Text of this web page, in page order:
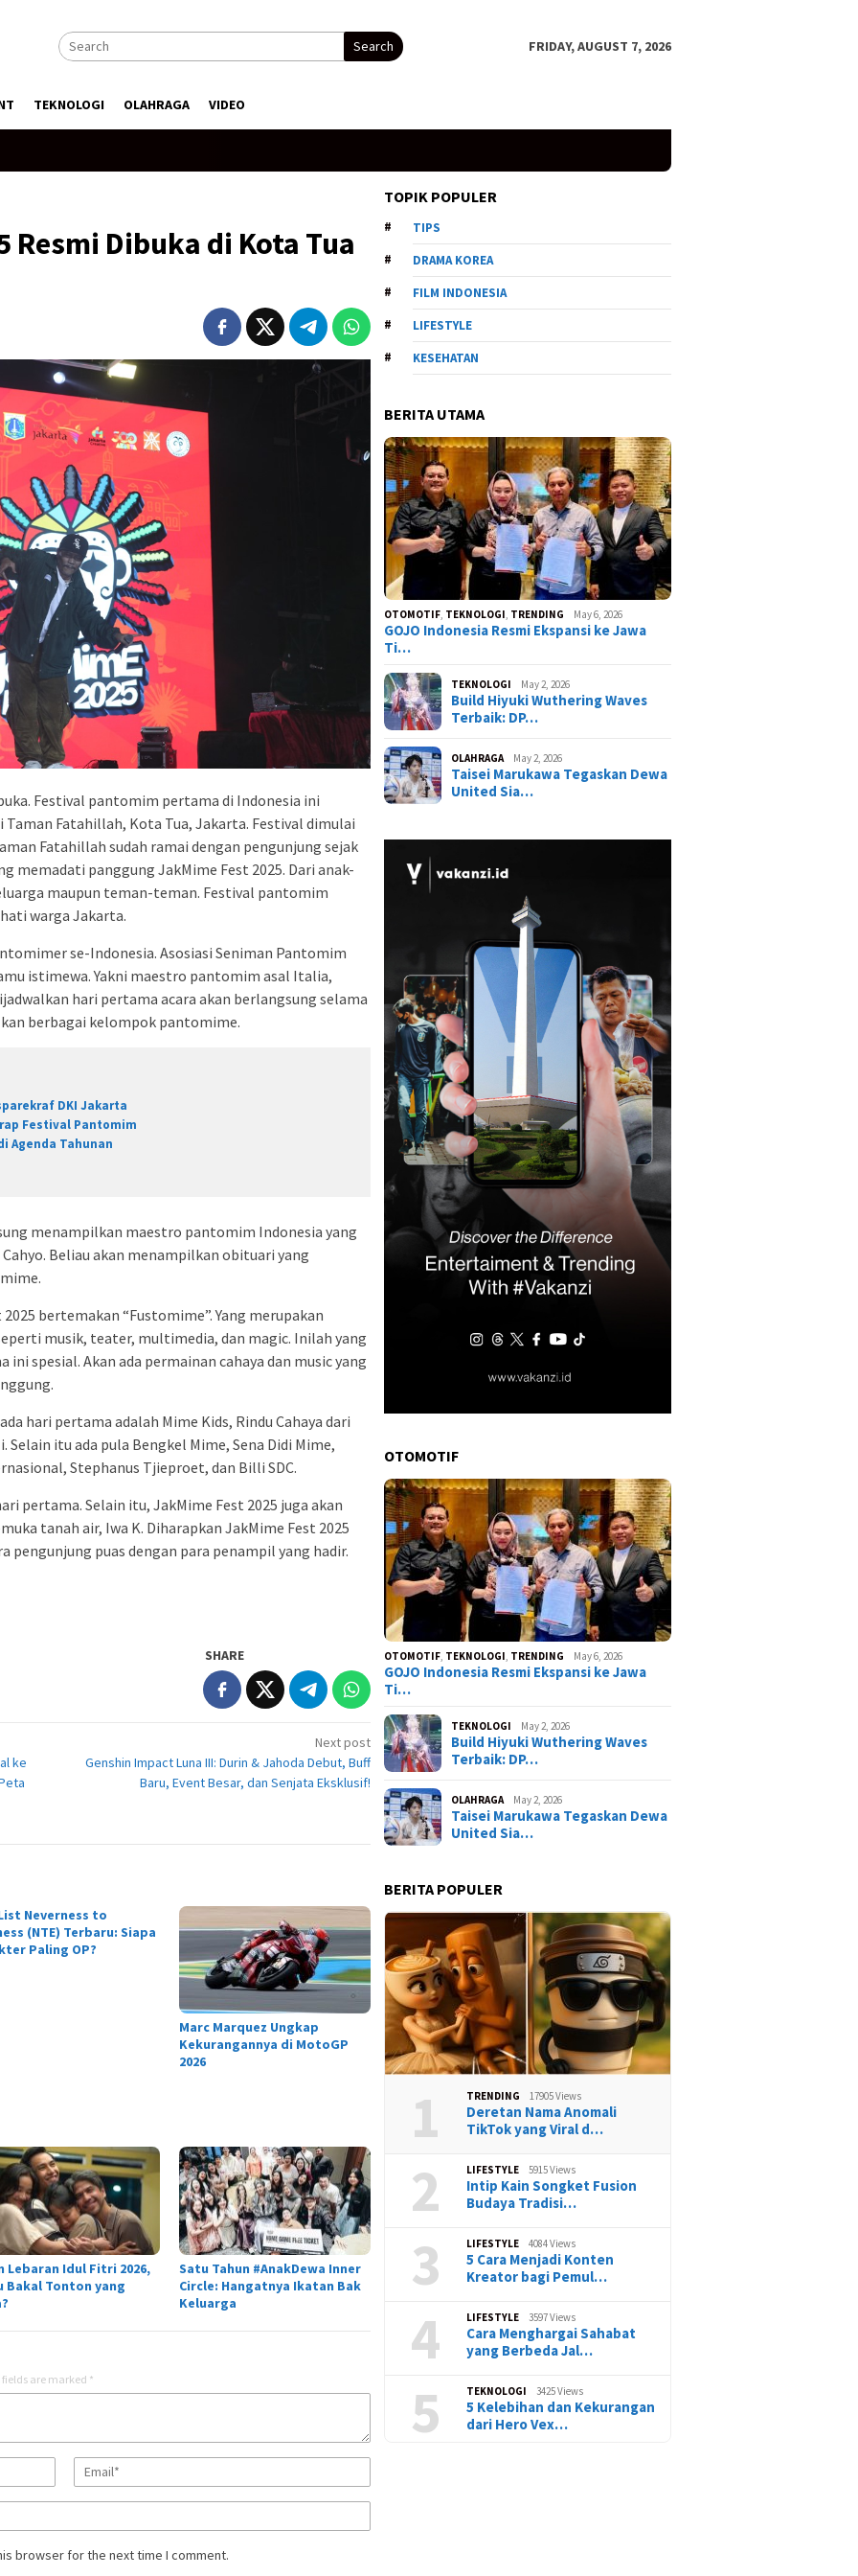
Search FRIDAY, AUGUST 7, 2026
TEKNOLOGI OLAHRAGA VIDEO
Resmi Dibuka di Kota Tua
Festival pantomim pertama di Indonesia ini
Taman Fatahillah, Kota Tua, Jakarta. Festival dimulai
Fatahillah sudah ramai dengan pengunjung sejak
memadati panggung JakMime Fest 2025. Dari anak-
maupun teman-teman. Festival pantomim
warga Jakarta.
se-Indonesia. Asosiasi Seniman Pantomim
istimewa. Yakni maestro pantomim asal Italia,
hari pertama acara akan berlangsung selama
berbagai kelompok pantomime.
DKI Jakarta
Festival Pantomim
Agenda Tahunan
menampilkan maestro pantomim Indonesia yang
Beliau akan menampilkan obituari yang
bertemakan “Fustomime”. Yang merupakan
musik, teater, multimedia, dan magic. Inilah yang
spesial. Akan ada permainan cahaya dan music yang
hari pertama adalah Mime Kids, Rindu Cahaya dari
itu ada pula Bengkel Mime, Sena Didi Mime,
Stephanus Tjieproet, dan Billi SDC.
pertama. Selain itu, JakMime Fest 2025 juga akan
tanah air, Iwa K. Diharapkan JakMime Fest 2025
pengunjung puas dengan para penampil yang hadir.
SHARE
ke
Next post
Genshin Impact Luna III: Durin & Jahoda Debut, Buff
Baru, Event Besar, dan Senjata Eksklusif!
Neverness to
(NTE) Terbaru: Siapa
Paling OP?
Marc Marquez Ungkap
Kekurangannya di MotoGP
2026
Lebaran Idul Fitri 2026,
Bakal Tonton yang
Satu Tahun #AnakDewa Inner
Circle: Hangatnya Ikatan Bak
Keluarga
are marked *
browser for the next time I comment.
TOPIK POPULER
TIPS
DRAMA KOREA
FILM INDONESIA
LIFESTYLE
KESEHATAN
BERITA UTAMA
OTOMOTIF TEKNOLOGI TRENDING May 6, 2026
GOJO Indonesia Resmi Ekspansi ke Jawa
Ti…
TEKNOLOGI May 2, 2026
Build Hiyuki Wuthering Waves
Terbaik: DP…
OLAHRAGA May 2, 2026
Taisei Marukawa Tegaskan Dewa
United Sia…
OTOMOTIF
OTOMOTIF, TEKNOLOGI, TRENDING May 6, 2026
GOJO Indonesia Resmi Ekspansi ke Jawa
Ti…
TEKNOLOGI May 2, 2026
Build Hiyuki Wuthering Waves
Terbaik: DP…
OLAHRAGA May 2, 2026
Taisei Marukawa Tegaskan Dewa
United Sia…
BERITA POPULER
1 TRENDING 17905 Views
Deretan Nama Anomali
TikTok yang Viral d…
2 LIFESTYLE 5915 Views
Intip Kain Songket Fusion
Budaya Tradisi…
3 LIFESTYLE 4084 Views
5 Cara Menjadi Konten
Kreator bagi Pemul…
4 LIFESTYLE 3597 Views
Cara Menghargai Sahabat
yang Berbeda Jal…
5 TEKNOLOGI 3425 Views
5 Kelebihan dan Kekurangan
dari Hero Vex…